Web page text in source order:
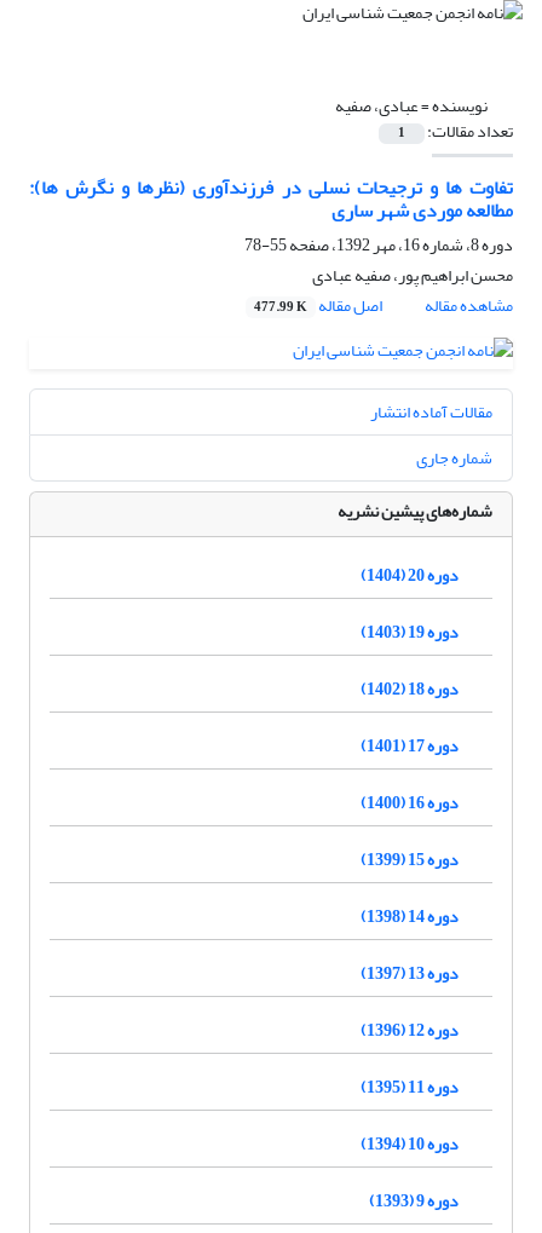
نویسنده =عبادی، صفیه
تعداد مقالات: 1
تفاوت ها و ترجیحات نسلی در فرزندآوری (نظرها و نگرش ها):
مطالعه موردی شهر ساری
دوره 8، شماره 16، مهر 1392، صفحه
55-78
محسن ابراهیم پور، صفیه عبادی
مشاهده مقاله
اصل مقاله 477.99 K
مقالات آماده انتشار
شماره جاری
شماره‌های پیشین نشریه
دوره 20 (1404)
دوره 19 (1403)
دوره 18 (1402)
دوره 17 (1401)
دوره 16 (1400)
دوره 15 (1399)
دوره 14 (1398)
دوره 13 (1397)
دوره 12 (1396)
دوره 11 (1395)
دوره 10 (1394)
دوره 9 (1393)